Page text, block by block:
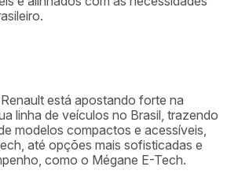
está apostando forte na
linha de veículos no Brasil, trazendo
modelos compactos e acessíveis,
até opções mais sofisticadas e
como o Mégane E-Tech.